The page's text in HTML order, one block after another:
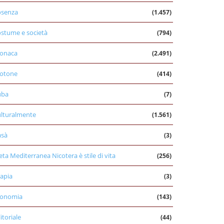
(1.457)
e società (794)
(2.491)
(414)
(7)
(1.561)
(3)
Mediterranea Nicotera è stile di vita (256)
(3)
(143)
(44)